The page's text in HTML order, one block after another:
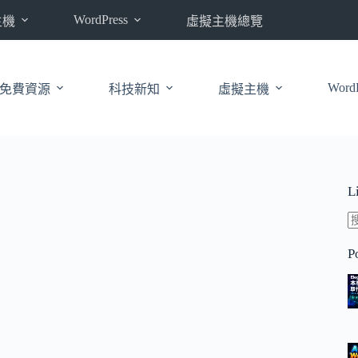
WordPress 虛擬主機總覽
免費資源 科技新知 虛擬主機